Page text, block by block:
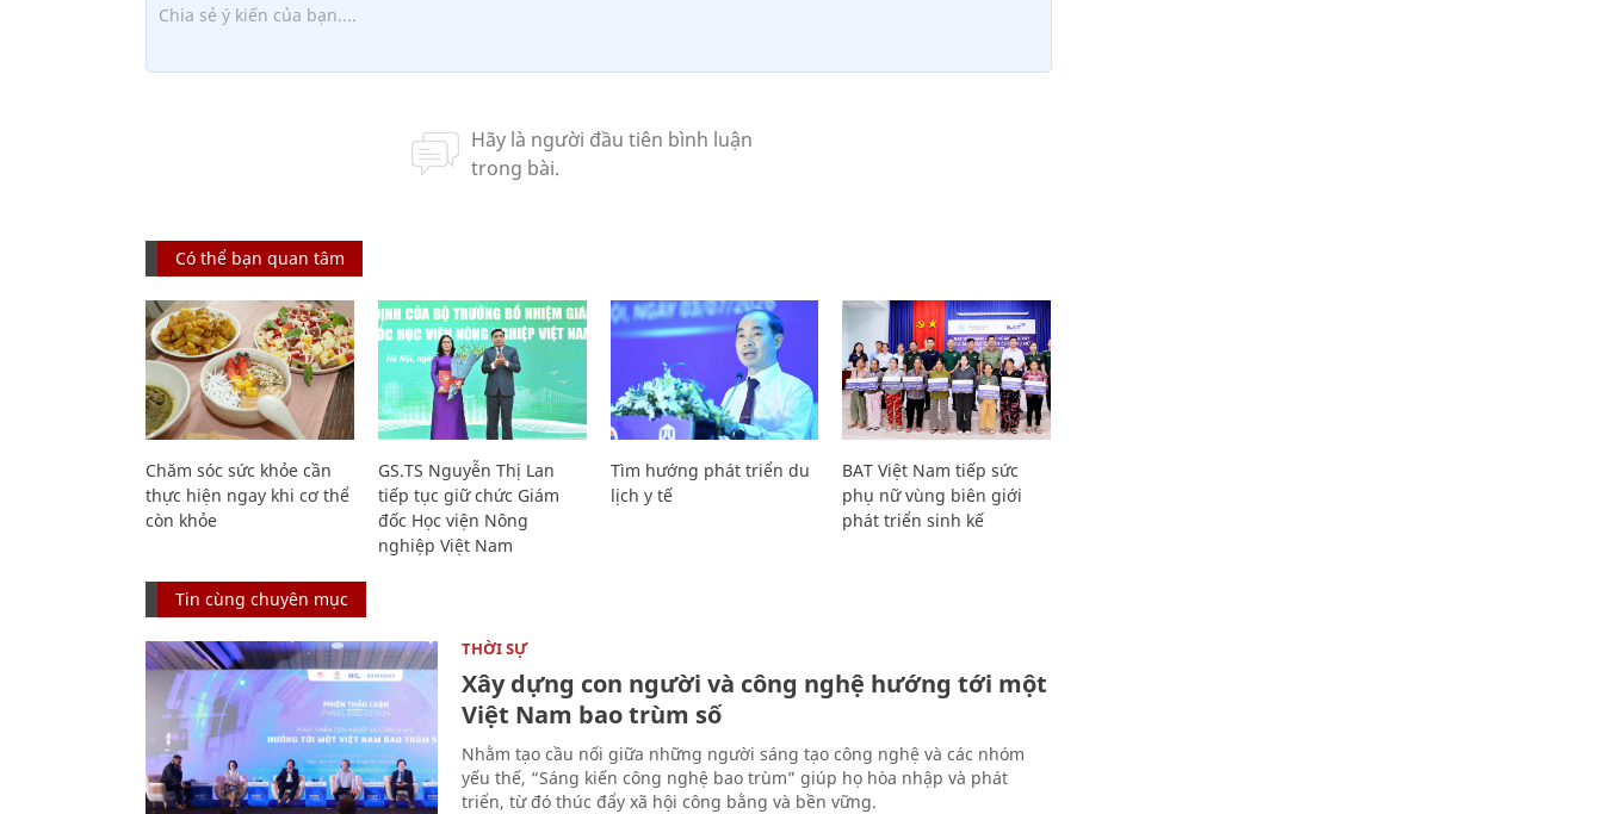
Có thể bạn quan tâm
Chăm sóc sức khỏe cần
thực hiện ngay khi cơ thể
còn khỏe
GS.TS Nguyễn Thị Lan
tiếp tục giữ chức Giám
đốc Học viện Nông
nghiệp Việt Nam
Tìm hướng phát triển du
lịch y tế
BAT Việt Nam tiếp sức
phụ nữ vùng biên giới
phát triển sinh kế
Tin cùng chuyên mục
THỜI SỰ
Xây dựng con người và công nghệ hướng tới một
Việt Nam bao trùm số
Nhằm tạo cầu nối giữa những người sáng tạo công nghệ và các nhóm
yếu thế, “Sáng kiến công nghệ bao trùm” giúp họ hòa nhập và phát
triển, từ đó thúc đẩy xã hội công bằng và bền vững.